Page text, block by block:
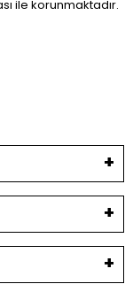
ile korunmaktadır.